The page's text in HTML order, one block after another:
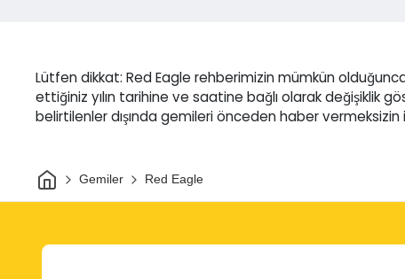
Lütfen dikkat: Red Eagle rehberimizin mümkün
ettiğiniz yılın tarihine ve saatine bağlı olarak değişiklik
belirtilenler dışında gemileri önceden haber vermeksizin
Ev Gemiler Red Eagle